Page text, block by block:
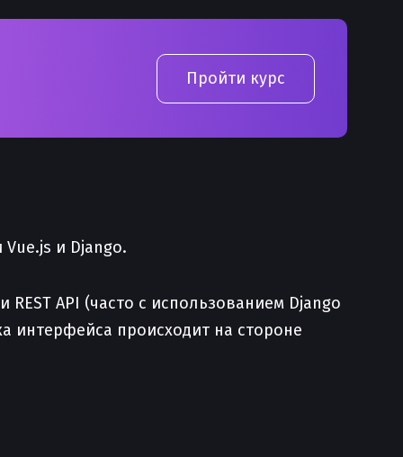
Пройти курс
и Django.
API (часто с использованием Django
интерфейса происходит на стороне